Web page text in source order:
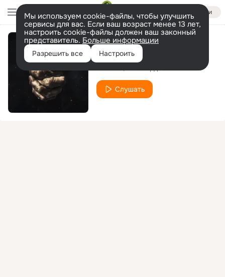
Войти
Мы используем cookie-файлы, чтобы улучшить
сервисы для вас. Если ваш возраст менее 13 лет,
настроить cookie-файлы должен ваш законный
представитель. Больше информации
Разрешить все Настроить
Одним духом
Слушать